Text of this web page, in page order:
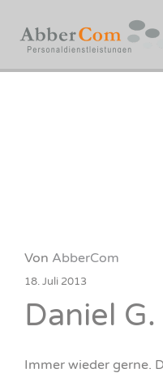
Von AbberCom
18. Juli 2013
Daniel G.
Immer wieder gerne.